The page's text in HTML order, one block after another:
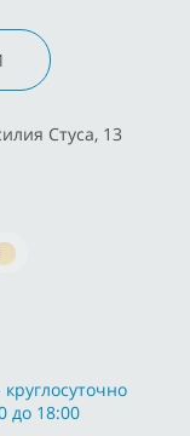
Стуса, 13
до 18:00